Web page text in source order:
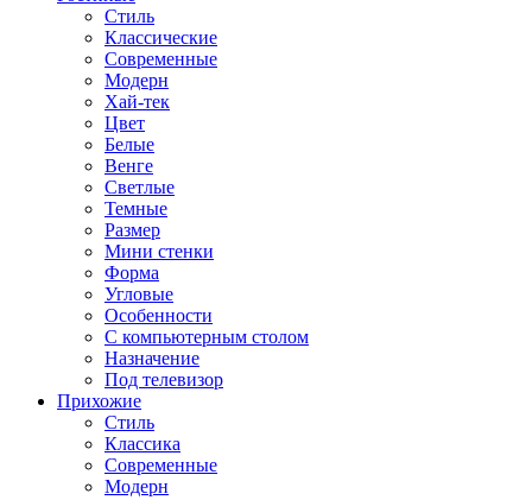
Стиль
Классические
Современные
Модерн
Хай-тек
Цвет
Белые
Венге
Светлые
Темные
Размер
Мини стенки
Форма
Угловые
Особенности
С компьютерным столом
Назначение
Под телевизор
Прихожие
Стиль
Классика
Современные
Модерн